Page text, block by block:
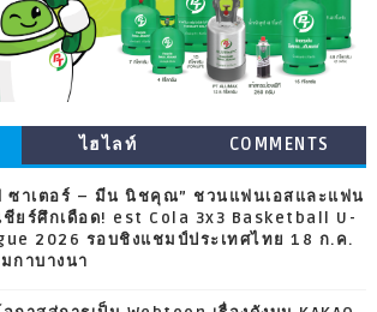
ไฮไลท์ COMMENTS
ซาเตอร์ – มีน นิชคุณ” ชวนแฟนเอสและแฟน
ชียร์ศึกเดือด! est Cola 3x3 Basketball U-
2026 รอบชิงแชมป์ประเทศไทย 18 ก.ค.
กาบางนา